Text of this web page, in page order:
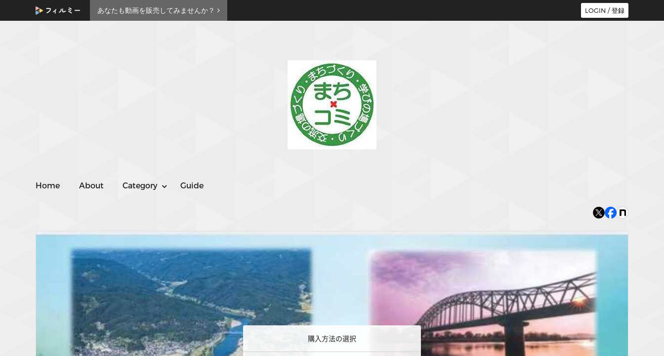
あなたも動画を販売してみませんか？ LOGIN / 登録
Home About Category Guide
購入方法の選択